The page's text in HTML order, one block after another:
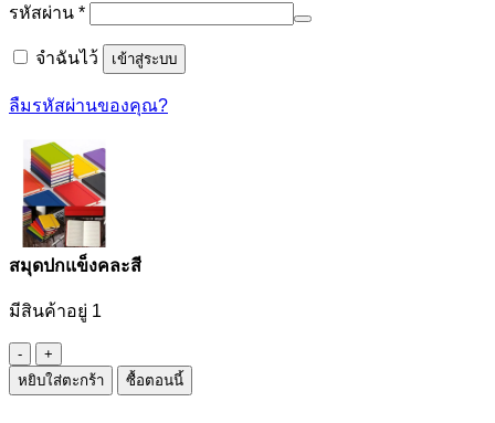
รหัสผ่าน *ต้องการ
จำฉันไว้ เข้าสู่ระบบ
ลืมรหัสผ่านของคุณ?
สมุดปกแข็งคละสี
มีสินค้าอยู่ 1
จำนวน
สมุด
หยิบใส่ตะกร้า ซื้อตอนนี้